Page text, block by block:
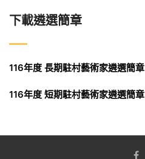
下載遴選簡章
116年度 長期駐村藝術家遴選簡章
116年度 短期駐村藝術家遴選簡章